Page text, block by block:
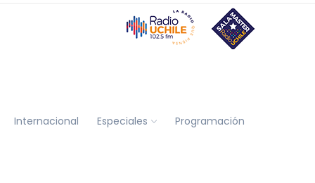
Internacional Especiales Programación